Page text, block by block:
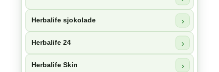
Herbalife sjokolade
Herbalife 24
Herbalife Skin